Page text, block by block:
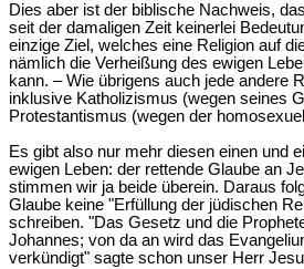
Dies aber ist der biblische Nachweis,
seit der damaligen Zeit keinerlei
einzige Ziel, welches eine Religion auf
nämlich die Verheißung des ewigen
kann. – Wie übrigens auch jede andere
inklusive Katholizismus (wegen seines
Protestantismus (wegen der
Es gibt also nur mehr diesen einen und
ewigen Leben: der rettende Glaube an
stimmen wir ja beide überein. Daraus
Glaube keine "Erfüllung der jüdischen
schreiben. "Das Gesetz und die
Johannes; von da an wird das
verkündigt" sagte schon unser Herr